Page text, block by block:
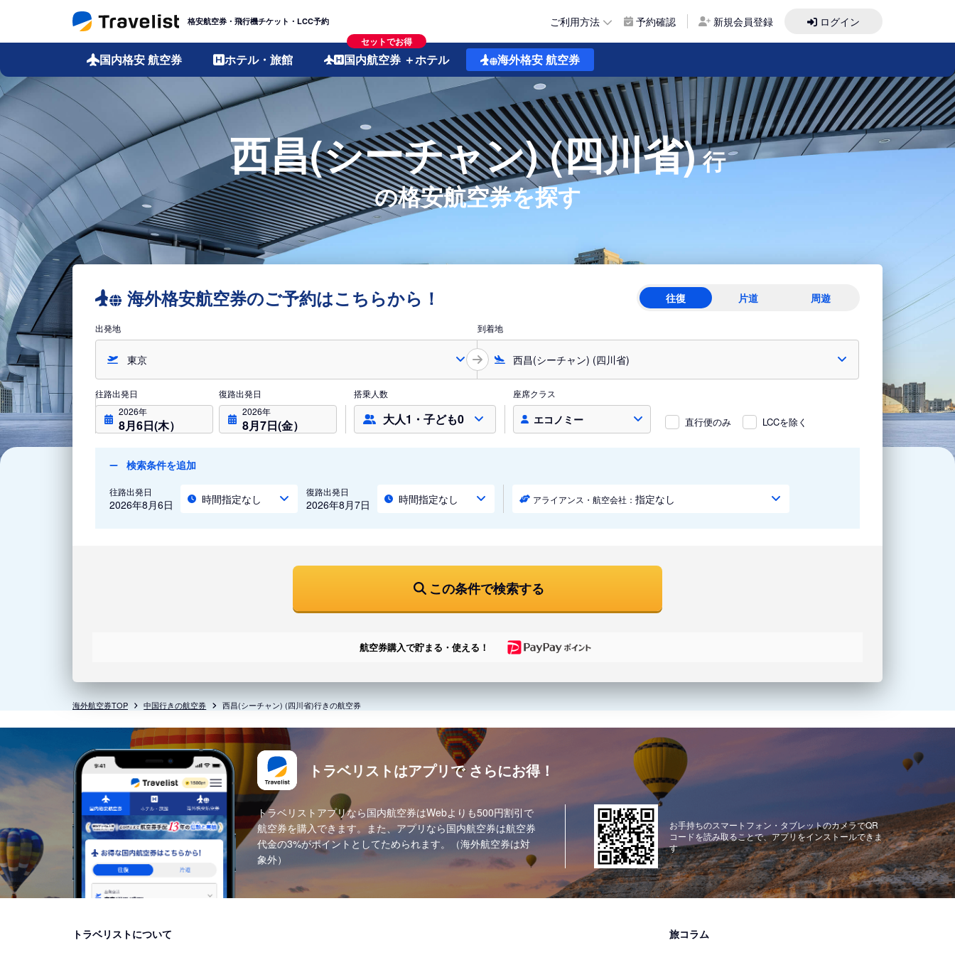
格安航空券・飛行機チケット・LCC予約 ご利用方法 予約確認 新規会員登録 ログイン
国内格安航空券 ホテル・旅館
セットでお得
国内航空券 ＋ホテル 海外格安航空券
西昌(シーチャン) (四川省)行
の格安航空券を探す
海外格安航空券のご予約はこちらから！ 往復 片道 周遊
出発地 到着地
往路出発日
2026年
8月6日(木）
復路出発日
2026年
8月7日(金）
搭乗人数
大人1・子ども0
座席クラス
エコノミー 直行便のみ LCCを除く
検索条件を追加
往路出発日
2026年8月6日 時間指定なし
復路出発日
2026年8月7日 時間指定なし アライアンス・航空会社： 指定なし
この条件で検索する
航空券購入で貯まる・使える！
海外航空券TOP 中国行きの航空券 西昌(シーチャン) (四川省)行きの航空券
トラベリストはアプリで さらにお得！
トラベリストアプリなら国内航空券はWebよりも500円割引で
航空券を購入できます。また、アプリなら国内航空券は航空券
代金の3%がポイントとしてためられます。（海外航空券は対
象外）
お手持ちのスマートフォン・タブレットのカメラでQR
コードを読み取ることで、アプリをインストールできま
す
トラベリストについて 旅コラム